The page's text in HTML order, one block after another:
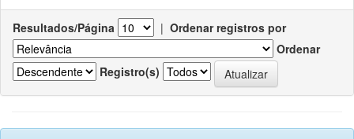
Resultados/Página | Ordenar registros por
Ordenar
Registro(s)